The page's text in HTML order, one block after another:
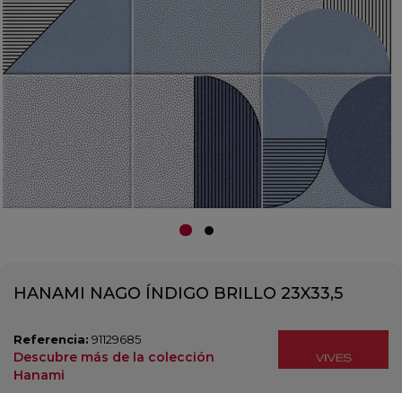
HANAMI NAGO ÍNDIGO BRILLO 23X33,5
Referencia: 91129685
Descubre más de la colección
Hanami